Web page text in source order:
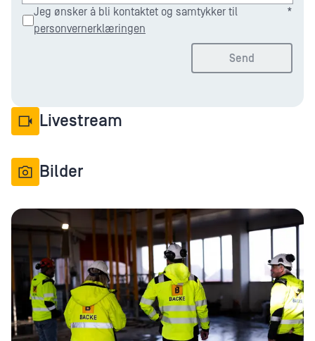
Jeg ønsker å bli kontaktet og samtykker til
personvernerklæringen
*
Send
Livestream
Bilder